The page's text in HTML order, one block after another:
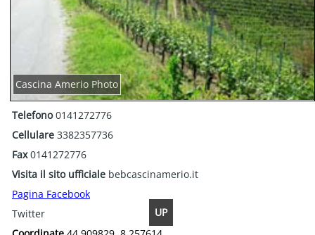
UP
Cascina Amerio Photo
Telefono0141272776
Cellulare 3382357736
Fax0141272776
Visita il sito ufficiale bebcascinamerio.it
Pagina Facebook
Twitter